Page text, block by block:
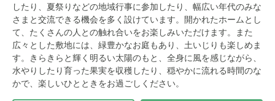
したり、夏祭りなどの地域行事に参加したり、幅広い年代のみな
さまと交流できる機会を多く設けています。開かれたホームとし
て、たくさんの人との触れ合いをお楽しみいただけます。また
広々とした敷地には、緑豊かなお庭もあり、土いじりも楽しめま
す。きらきらと輝く明るい太陽のもと、全身に風を感じながら、
水やりしたり育った果実を収穫したり、穏やかに流れる時間のな
かで、楽しいひとときをお過ごしください。